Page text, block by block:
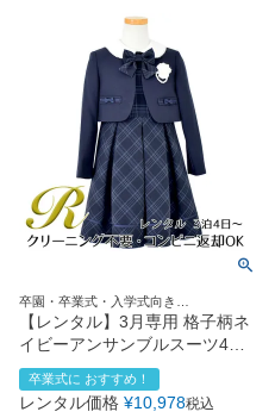
アウター
販売
コスチューム
インナー・パニエ
ジュエリー
Graduation & Entrance
卒業式・入学式
きちんと感のあるフォーマル
レンタルの流れ
4ステップで簡単
あんしんパック
汚れ・キズ・破損の補償
Buy & Supportご購入・サポート
07 販売・共通のご案内
08 送料・お支払い
送料・決済方法
09 お問い合わせ
電話・メール・LINE
茨城県土浦市大町14-16-1F
10:00–18:00（完全予約制）
月曜日
店舗を予約する →
卒園・卒業式・入学式向き
110size120size130size
【レンタル】3月専用 格子柄ネ
イビーアンサンブルスーツ4点
セット（CAT819301） ネイビ
ー
卒業式に おすすめ！
レンタル価格 ¥10,978税込